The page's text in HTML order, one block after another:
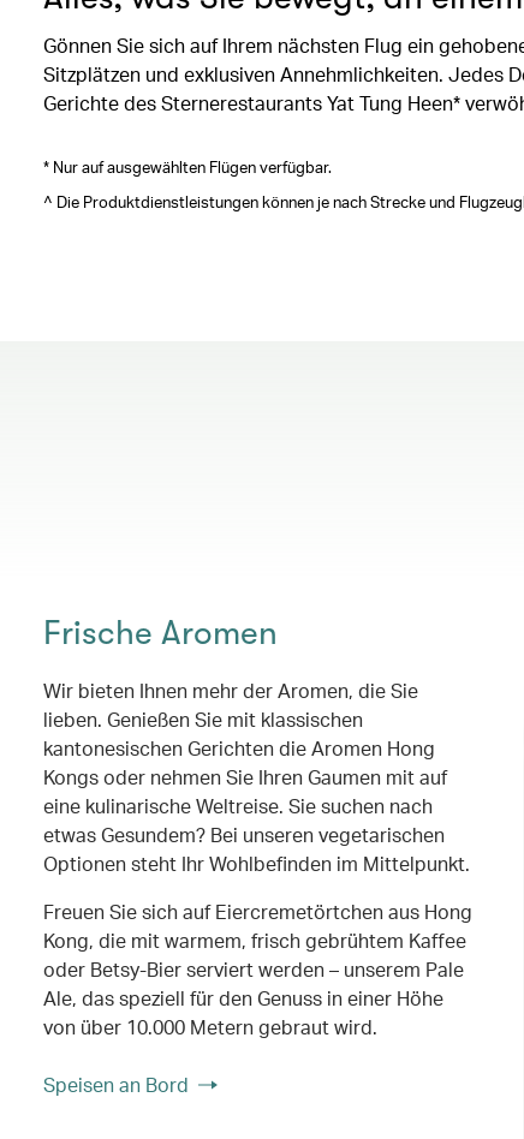
Gönnen Sie sich auf Ihrem nächsten Flug ein
Sitzplätzen und exklusiven Annehmlichkeiten. Jedes
Gerichte des Sternerestaurants Yat Tung Heen*
* Nur auf ausgewählten Flügen verfügbar.
^ Die Produktdienstleistungen können je nach Strecke und
Frische Aromen
Wir bieten Ihnen mehr der Aromen, die Sie
lieben. Genießen Sie mit klassischen
kantonesischen Gerichten die Aromen Hong
Kongs oder nehmen Sie Ihren Gaumen mit auf
eine kulinarische Weltreise. Sie suchen nach
etwas Gesundem? Bei unseren vegetarischen
Optionen steht Ihr Wohlbefinden im Mittelpunkt.
Freuen Sie sich auf Eiercremetörtchen aus Hong
Kong, die mit warmem, frisch gebrühtem Kaffee
oder Betsy-Bier serviert werden – unserem Pale
Ale, das speziell für den Genuss in einer Höhe
von über 10.000 Metern gebraut wird.
Speisen an Bord